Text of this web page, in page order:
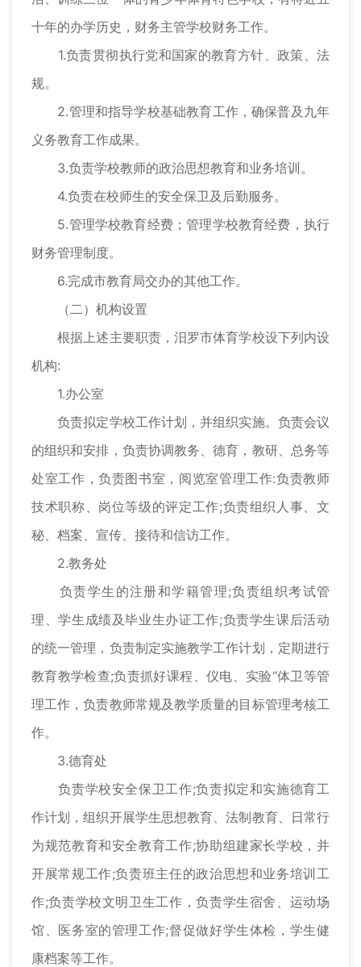
十年的办学历史，财务主管学校财务工作。
1.负责贯彻执行党和国家的教育方针、政策、法
规。
2.管理和指导学校基础教育工作，确保普及九年
义务教育工作成果。
3.负责学校教师的政治思想教育和业务培训。
4.负责在校师生的安全保卫及后勤服务。
5.管理学校教育经费；管理学校教育经费，执行
财务管理制度。
6.完成市教育局交办的其他工作。
（二）机构设置
根据上述主要职责，汨罗市体育学校设下列内设
机构:
1.办公室
负责拟定学校工作计划，并组织实施。负责会议
的组织和安排，负责协调教务、德育，教研、总务等
处室工作，负责图书室，阅览室管理工作:负责教师
技术职称、岗位等级的评定工作;负责组织人事、文
秘、档案、宣传、接待和信访工作。
2.教务处
负责学生的注册和学籍管理;负责组织考试管
理、学生成绩及毕业生办证工作;负责学生课后活动
的统一管理，负责制定实施教学工作计划，定期进行
教育教学检查;负责抓好课程、仪电、实验“体卫等管
理工作，负责教师常规及教学质量的目标管理考核工
作。
3.德育处
负责学校安全保卫工作;负责拟定和实施德育工
作计划，组织开展学生思想教育、法制教育、日常行
为规范教育和安全教育工作;协助组建家长学校，并
开展常规工作;负责班主任的政治思想和业务培训工
作;负责学校文明卫生工作，负责学生宿舍、运动场
馆、医务室的管理工作;督促做好学生体检，学生健
康档案等工作。